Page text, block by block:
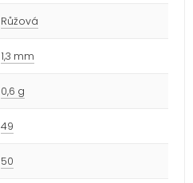
Růžová
1,3 mm
0,6 g
49
50